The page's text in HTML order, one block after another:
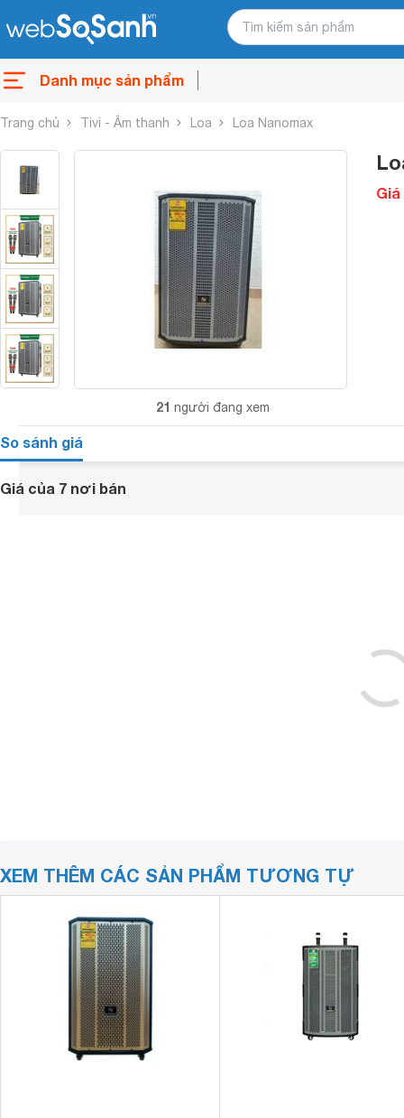
Danh mục sản phẩm
Trang chủ Tivi - Âm thanh Loa Loa Nanomax
21 người đang xem
Giá
So sánh giá
Giá của 7 nơi bán
XEM THÊM CÁC SẢN PHẨM TƯƠNG TỰ